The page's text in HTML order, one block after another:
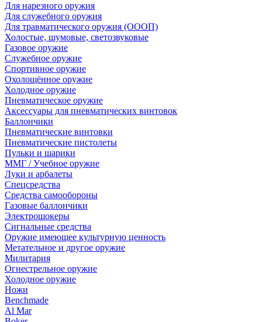
Для нарезного оружия
Для служебного оружия
Для травматического оружия (ОООП)
Холостые, шумовые, светозвуковые
Газовое оружие
Служебное оружие
Спортивное оружие
Охолощённое оружие
Холодное оружие
Пневматическое оружие
Аксессуары для пневматических винтовок
Баллончики
Пневматические винтовки
Пневматические пистолеты
Пульки и шарики
ММГ / Учебное оружие
Луки и арбалеты
Спецсредства
Средства самообороны
Газовые баллончики
Электрошокеры
Сигнальные средства
Оружие имеющее культурную ценность
Метательное и другое оружие
Милитария
Огнестрельное оружие
Холодное оружие
Ножи
Benchmade
Al Mar